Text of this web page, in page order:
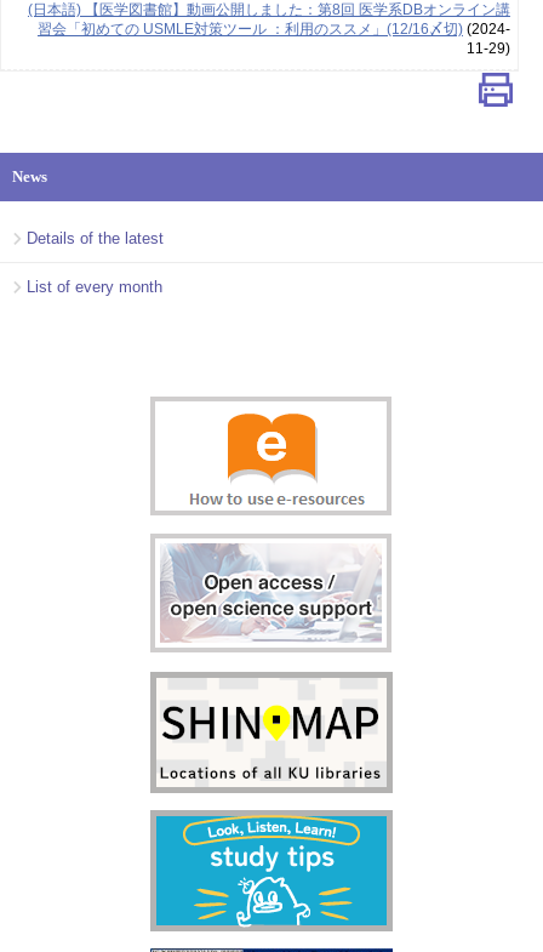
(日本語) 【医学図書館】動画公開しました：第8回 医学系DBオンライン講
習会「初めての USMLE対策ツール ：利用のススメ」(12/16〆切)(2024-
11-29)
News
Details of the latest
List of every month